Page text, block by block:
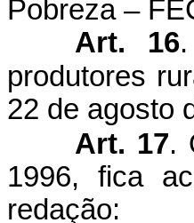
Pobreza –
Art. 16
produtores
22 de agosto
Art. 17.
1996, fica
redação: